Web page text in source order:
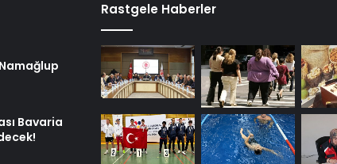
Bavaria
Rastgele Haberler